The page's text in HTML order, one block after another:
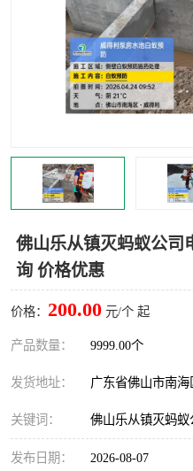
佛山乐从镇灭蚂蚁公司
询 价格优惠
价格： 200.00 元/个 起
产品数量： 9999.00个
发货地址： 广东省佛山市南海
关键词： 佛山乐从镇灭蚂蚁
发布日期： 2026-08-07
灭蜱虫
灭苍蝇
灭蚊虫
害虫防治